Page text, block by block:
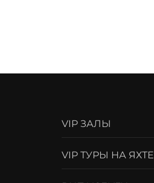
VIP ЗАЛЫ
VIP ТУРЫ НА ЯХТЕ